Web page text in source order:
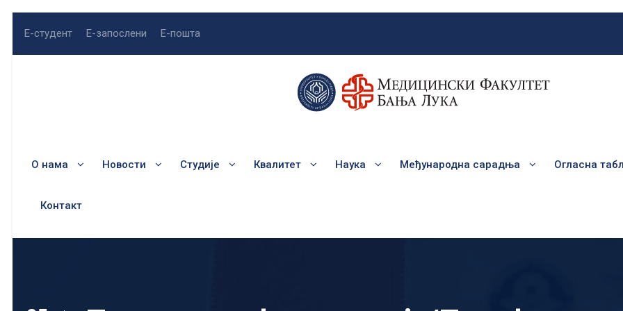
Е-студент Е-запослени Е-пошта
О нама Новости Студије Квалитет Наука Међународна сарадња Огласна
Контакт